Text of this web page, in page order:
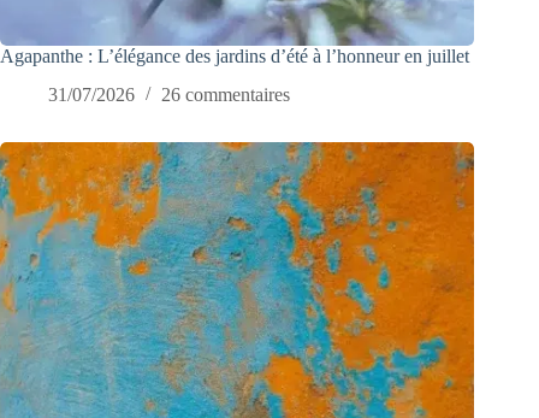
Agapanthe : L’élégance des jardins d’été à l’honneur en juillet
31/07/2026
26 commentaires